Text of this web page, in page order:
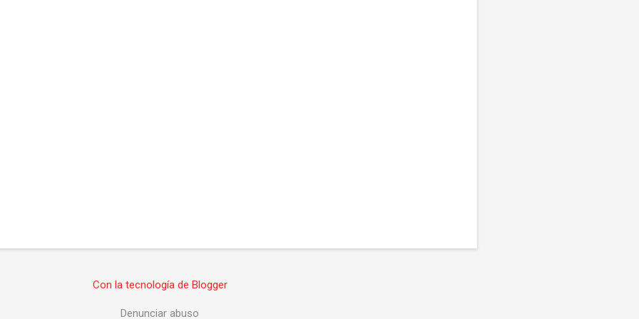
Con la tecnología de Blogger
Denunciar abuso